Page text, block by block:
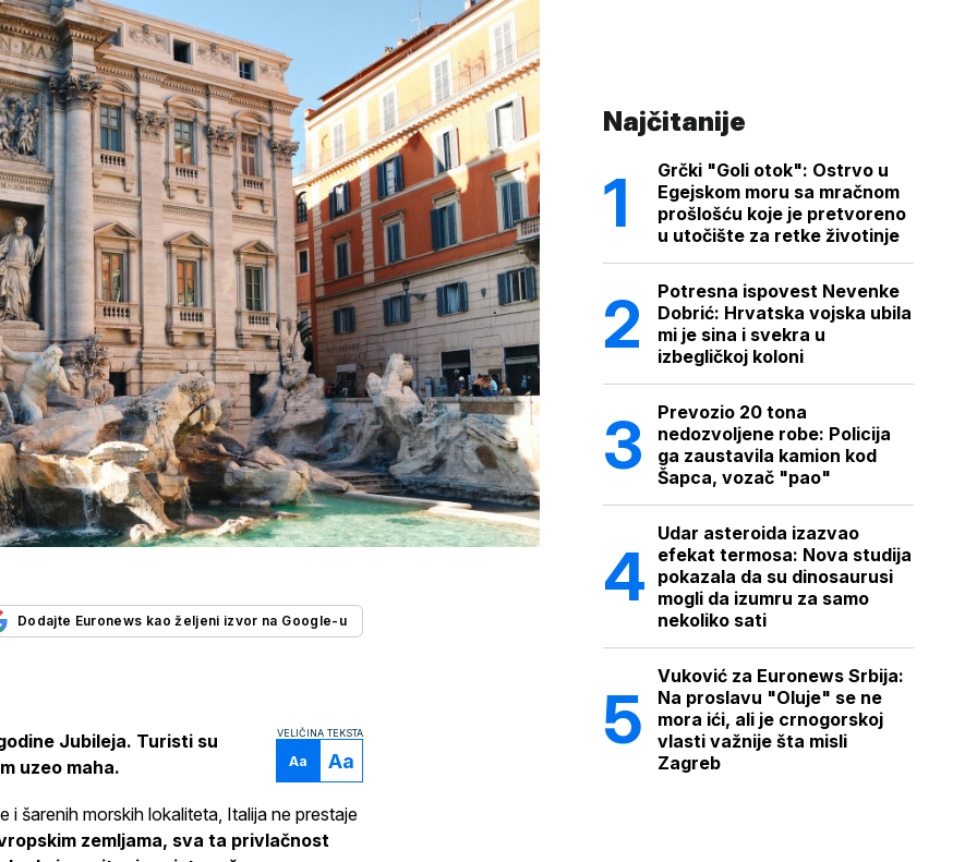
Dodajte Euronews kao željeni izvor na Google-u
VELIČINA TEKSTA
Aa Aa
Jubileja. Turisti su
uzeo maha.
i šarenih morskih lokaliteta, Italija ne prestaje
zemljama, sva ta privlačnost
Najčitanije
Grčki "Goli otok": Ostrvo u
Egejskom moru sa mračnom
prošlošću koje je pretvoreno
u utočište za retke životinje
Potresna ispovest Nevenke
Dobrić: Hrvatska vojska ubila
mi je sina i svekra u
izbegličkoj koloni
Prevozio 20 tona
nedozvoljene robe: Policija
ga zaustavila kamion kod
Šapca, vozač "pao"
Udar asteroida izazvao
efekat termosa: Nova studija
pokazala da su dinosaurusi
mogli da izumru za samo
nekoliko sati
Vuković za Euronews Srbija:
Na proslavu "Oluje" se ne
mora ići, ali je crnogorskoj
vlasti važnije šta misli
Zagreb